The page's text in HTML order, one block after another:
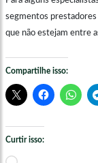
segmentos prestadores
que não estejam entre
Compartilhe isso:
Curtir isso:
Carregando...